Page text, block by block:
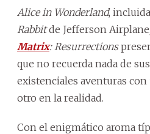
Alice in Wonderland,
Rabbitde Jefferson
Matrix: Resurrections
que no recuerda nada de
existenciales aventuras
otro en la realidad.
Con el enigmático aroma